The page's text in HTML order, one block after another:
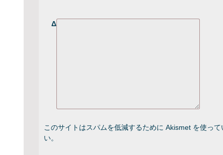
Δ
このサイトはスパムを低減するために Akismet を使って
い。